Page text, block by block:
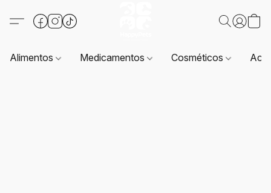
Alimentos Medicamentos Cosméticos